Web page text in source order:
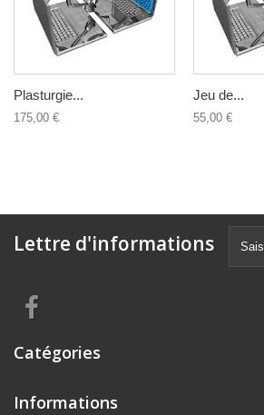
Plasturgie...
175,00 €
Jeu de...
55,00 €
Lettre d'informations
Catégories
Informations